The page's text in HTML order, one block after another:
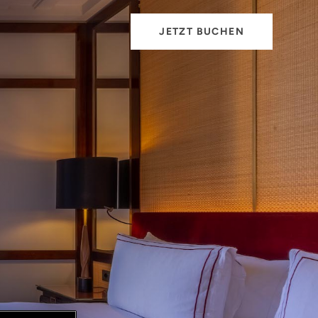
JETZT BUCHEN